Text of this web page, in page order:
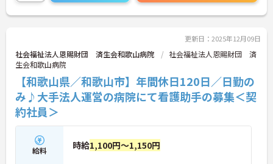
更新日：2025年12月09日
社会福祉法人恩賜財団 済生会和歌山病院
社会福祉法人恩賜財団 済
生会和歌山病院
【和歌山県／和歌山市】年間休日120日／日勤の
み♪大手法人運営の病院にて看護助手の募集＜契
約社員＞
給料 時給1,100円～1,150円